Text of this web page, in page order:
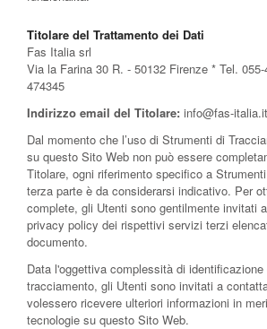
Titolare del Trattamento dei Dati
Fas Italia srl
Via la Farina 30 R. - 50132 Firenze * Tel.
474345
Indirizzo email del Titolare: info@fas-italia.it
Dal momento che l’uso di Strumenti di
su questo Sito Web non può essere
Titolare, ogni riferimento specifico a
terza parte è da considerarsi indicativo. Per
complete, gli Utenti sono gentilmente invitati
privacy policy dei rispettivi servizi terzi
documento.
Data l'oggettiva complessità di
tracciamento, gli Utenti sono invitati a
volessero ricevere ulteriori informazioni in
tecnologie su questo Sito Web.